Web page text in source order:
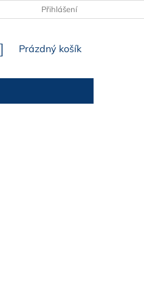
TABULKY VELIKOSTÍ
Přihlášení
NÁKUPNÍ
Prázdný košík